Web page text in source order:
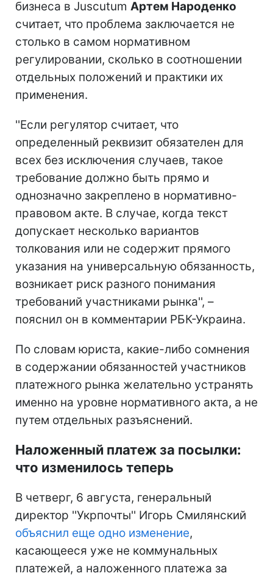
бизнеса в Juscutum Артем Народенко
считает, что проблема заключается не
столько в самом нормативном
регулировании, сколько в соотношении
отдельных положений и практики их
применения.
''Если регулятор считает, что
определенный реквизит обязателен для
всех без исключения случаев, такое
требование должно быть прямо и
однозначно закреплено в нормативно-
правовом акте. В случае, когда текст
допускает несколько вариантов
толкования или не содержит прямого
указания на универсальную обязанность,
возникает риск разного понимания
требований участниками рынка'', –
пояснил он в комментарии РБК-Украина.
По словам юриста, какие-либо сомнения
в содержании обязанностей участников
платежного рынка желательно устранять
именно на уровне нормативного акта, а не
путем отдельных разъяснений.
Наложенный платеж за посылки:
что изменилось теперь
В четверг, 6 августа, генеральный
директор ''Укрпочты'' Игорь Смилянский
объяснил еще одно изменение,
касающееся уже не коммунальных
платежей, а наложенного платежа за